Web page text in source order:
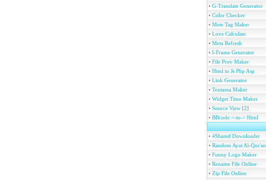
• G-Translate Generator
• Color Checker
• Mete Tag Maker
• Love Calculate
• Meta Refresh
• I-Frame Generator
• File Prov Maker
• Html to Js Php Asp
• Link Generator
• Textarea Maker
• Widget Time Maker
• Source View [2]
• BBcode <-to-> Html
• 4Shared Downloader
• Random Ayat Al-Qur'an
• Funny Logo Maker
• Rename File Online
• Zip File Online